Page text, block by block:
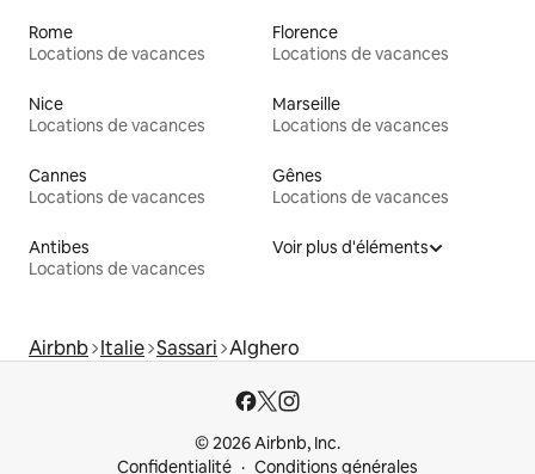
Rome
Locations de vacances
Florence
Locations de vacances
Nice
Locations de vacances
Marseille
Locations de vacances
Cannes
Locations de vacances
Gênes
Locations de vacances
Antibes
Locations de vacances
Voir plus d'éléments
Airbnb Italie Sassari Alghero
© 2026 Airbnb, Inc.
Confidentialité
Conditions générales